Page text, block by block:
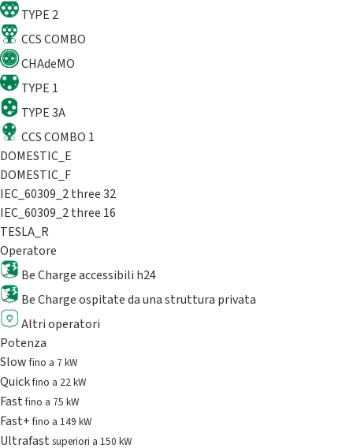
TYPE 2
CCS COMBO
CHAdeMO
TYPE 1
TYPE 3A
CCS COMBO 1
DOMESTIC_E
DOMESTIC_F
IEC_60309_2 three 32
IEC_60309_2 three 16
TESLA_R
Operatore
Be Charge accessibili h24
Be Charge ospitate da una struttura privata
Altri operatori
Potenza
Slowfino a 7 kW
Quickfino a 22 kW
Fastfino a 75 kW
Fast+fino a 149 kW
Ultrafast superiori a 150 kW